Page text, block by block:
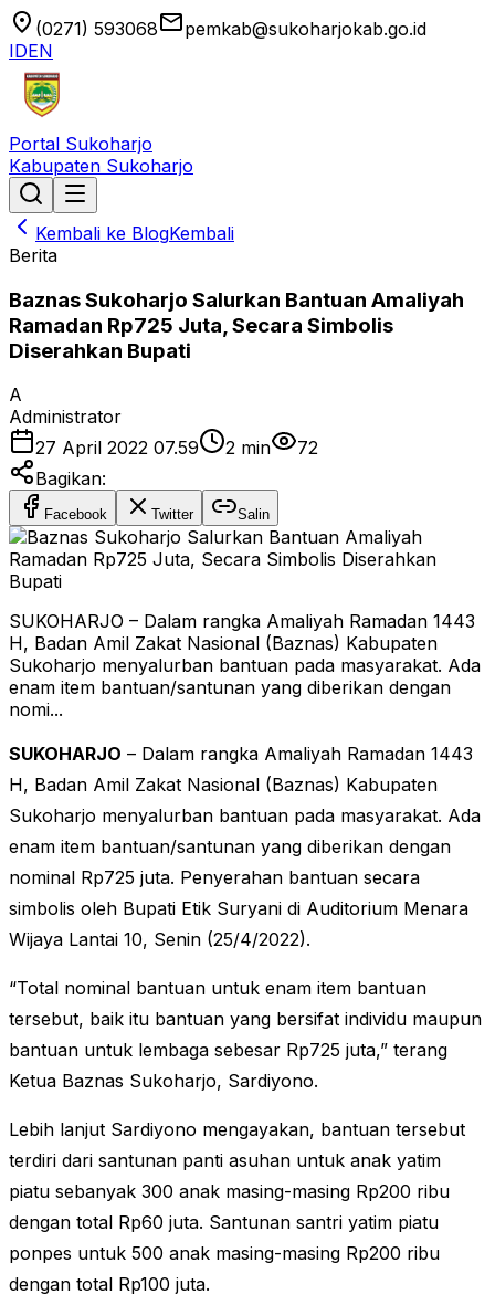
location_on (0271) 593068emailpemkab@sukoharjokab.go.id
IDEN
Portal Sukoharjo
Kabupaten Sukoharjo
Kembali ke BlogKembali
Berita
Baznas Sukoharjo Salurkan Bantuan Amaliyah
Ramadan Rp725 Juta, Secara Simbolis
Diserahkan Bupati
A
Administrator
27 April 2022 07.59
2 min
72
Bagikan:
Facebook Twitter Salin
SUKOHARJO – Dalam rangka Amaliyah Ramadan 1443
H, Badan Amil Zakat Nasional (Baznas) Kabupaten
Sukoharjo menyalurban bantuan pada masyarakat. Ada
enam item bantuan/santunan yang diberikan dengan
nomi...
SUKOHARJO – Dalam rangka Amaliyah Ramadan 1443
H, Badan Amil Zakat Nasional (Baznas) Kabupaten
Sukoharjo menyalurban bantuan pada masyarakat. Ada
enam item bantuan/santunan yang diberikan dengan
nominal Rp725 juta. Penyerahan bantuan secara
simbolis oleh Bupati Etik Suryani di Auditorium Menara
Wijaya Lantai 10, Senin (25/4/2022).
“Total nominal bantuan untuk enam item bantuan
tersebut, baik itu bantuan yang bersifat individu maupun
bantuan untuk lembaga sebesar Rp725 juta,” terang
Ketua Baznas Sukoharjo, Sardiyono.
Lebih lanjut Sardiyono mengayakan, bantuan tersebut
terdiri dari santunan panti asuhan untuk anak yatim
piatu sebanyak 300 anak masing-masing Rp200 ribu
dengan total Rp60 juta. Santunan santri yatim piatu
ponpes untuk 500 anak masing-masing Rp200 ribu
dengan total Rp100 juta.